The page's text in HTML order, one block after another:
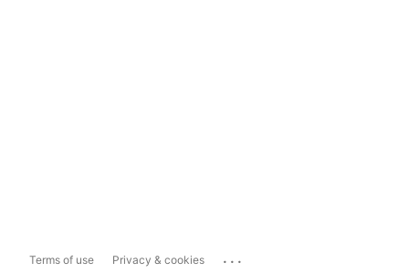
Terms of use Privacy & cookies ...